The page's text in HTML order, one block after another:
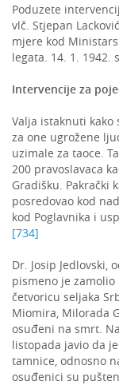
Poduzete
vlč. Stjepan
mjere kod
legata. 14. 1. 1942.
Intervencije za
Valja istaknuti kako
za one ugrožene
uzimale za taoce.
200 pravoslavaca
Gradišku. Pakrački
posredovao kod
kod Poglavnika i
[734]
Dr. Josip Jedlovski,
pismeno je
četvoricu seljaka
Miomira, Milorada
osuđeni na smrt.
listopada javio da
tamnice, odnosno
osuđenici su